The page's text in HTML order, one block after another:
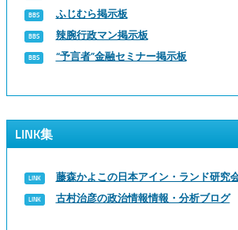
ふじむら掲示板
辣腕行政マン掲示板
“予言者”金融セミナー掲示板
LINK集
藤森かよこの日本アイン・ランド研究
古村治彦の政治情報情報・分析ブログ